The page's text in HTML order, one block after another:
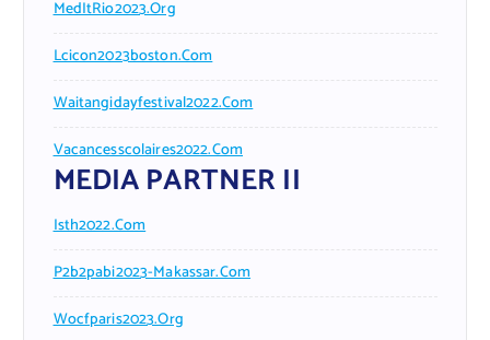
MedItRio2023.org
Lcicon2023boston.com
Waitangidayfestival2022.com
Vacancesscolaires2022.com
MEDIA PARTNER II
Isth2022.com
P2b2pabi2023-Makassar.com
Wocfparis2023.org